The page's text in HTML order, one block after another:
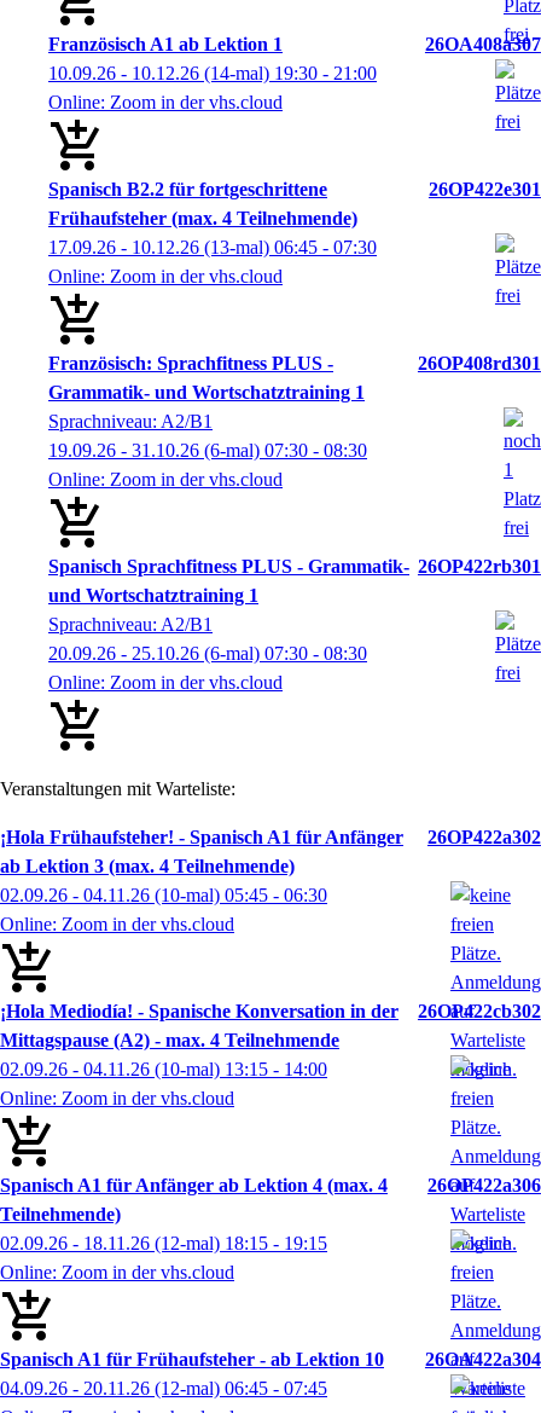
Französisch A1 ab Lektion 1
26OA408a307
10.09.26 - 10.12.26 (14-mal) 19:30 - 21:00
Online: Zoom in der vhs.cloud
Spanisch B2.2 für fortgeschrittene
Frühaufsteher (max. 4 Teilnehmende)
26OP422e301
17.09.26 - 10.12.26 (13-mal) 06:45 - 07:30
Online: Zoom in der vhs.cloud
Französisch: Sprachfitness PLUS -
Grammatik- und Wortschatztraining 1
26OP408rd301
Sprachniveau: A2/B1
19.09.26 - 31.10.26 (6-mal) 07:30 - 08:30
Online: Zoom in der vhs.cloud
Spanisch Sprachfitness PLUS - Grammatik-
und Wortschatztraining 1
26OP422rb301
Sprachniveau: A2/B1
20.09.26 - 25.10.26 (6-mal) 07:30 - 08:30
Online: Zoom in der vhs.cloud
Veranstaltungen mit Warteliste:
¡Hola Frühaufsteher! - Spanisch A1 für Anfänger
ab Lektion 3 (max. 4 Teilnehmende)
26OP422a302
02.09.26 - 04.11.26 (10-mal) 05:45 - 06:30
Online: Zoom in der vhs.cloud
¡Hola Mediodía! - Spanische Konversation in der
Mittagspause (A2) - max. 4 Teilnehmende
26OP422cb302
02.09.26 - 04.11.26 (10-mal) 13:15 - 14:00
Online: Zoom in der vhs.cloud
Spanisch A1 für Anfänger ab Lektion 4 (max. 4
Teilnehmende)
26OP422a306
02.09.26 - 18.11.26 (12-mal) 18:15 - 19:15
Online: Zoom in der vhs.cloud
Spanisch A1 für Frühaufsteher - ab Lektion 10
26OA422a304
04.09.26 - 20.11.26 (12-mal) 06:45 - 07:45